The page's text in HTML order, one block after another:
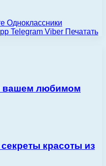
Одноклассники
Telegram Viber Печатать
вашем любимом
красоты из